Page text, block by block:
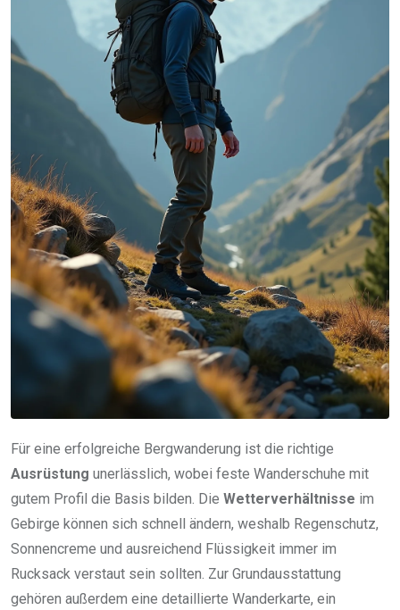
Für eine erfolgreiche Bergwanderung ist die richtige
Ausrüstung unerlässlich, wobei feste Wanderschuhe mit
gutem Profil die Basis bilden. Die Wetterverhältnisse im
Gebirge können sich schnell ändern, weshalb Regenschutz,
Sonnencreme und ausreichend Flüssigkeit immer im
Rucksack verstaut sein sollten. Zur Grundausstattung
gehören außerdem eine detaillierte Wanderkarte, ein